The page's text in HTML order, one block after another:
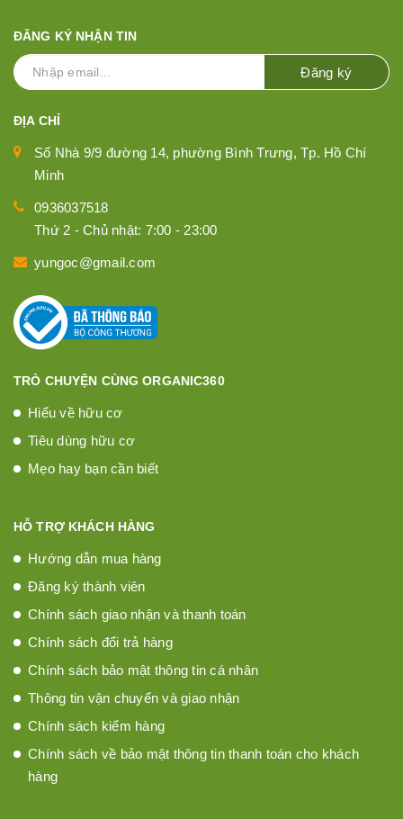
ĐĂNG KÝ NHẬN TIN
Đăng ký
ĐỊA CHỈ
Số Nhà 9/9 đường 14, phường Bình Trưng, Tp. Hồ Chí
Minh
0936037518
Thứ 2 - Chủ nhật: 7:00 - 23:00
yungoc@gmail.com
TRÒ CHUYỆN CÙNG ORGANIC360
Hiểu về hữu cơ
Tiêu dùng hữu cơ
Mẹo hay bạn cần biết
HỖ TRỢ KHÁCH HÀNG
Hướng dẫn mua hàng
Đăng ký thành viên
Chính sách giao nhận và thanh toán
Chính sách đổi trả hàng
Chính sách bảo mật thông tin cá nhân
Thông tin vận chuyển và giao nhận
Chính sách kiểm hàng
Chính sách về bảo mật thông tin thanh toán cho khách
hàng